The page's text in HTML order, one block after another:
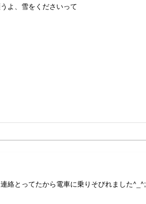
よ、雪をくださいって
絡とってたから電車に乗りそびれました^_^;